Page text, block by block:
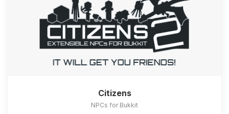
Citizens
NPCs for Bukkit